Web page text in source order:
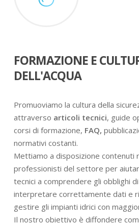
FORMAZIONE E
DELL'ACQUA
Promuoviamo la cultura della
attraverso articoli tecnici, guide
corsi di formazione, FAQ,
normativi costanti.
Mettiamo a disposizione contenuti
professionisti del settore per
tecnici a comprendere gli obblighi
interpretare correttamente dati e
gestire gli impianti idrici con
Il nostro obiettivo è diffondere